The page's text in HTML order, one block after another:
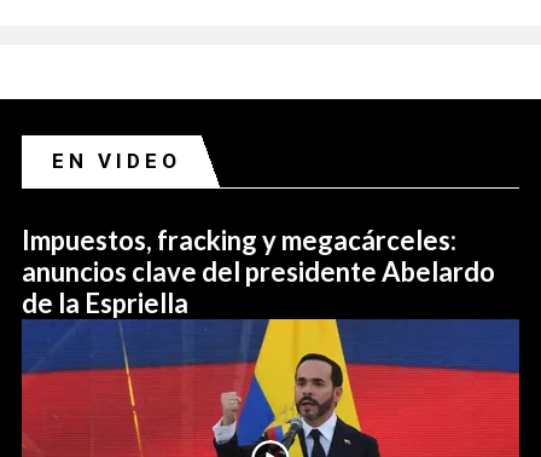
EN VIDEO
Impuestos, fracking y megacárceles:
anuncios clave del presidente Abelardo
de la Espriella